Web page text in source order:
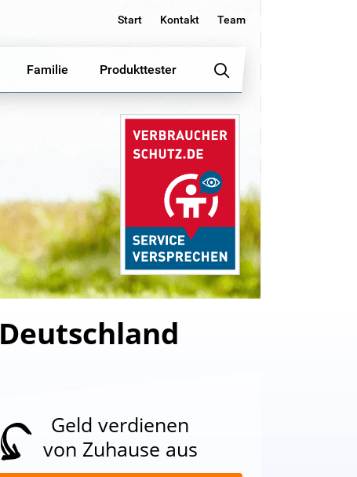
Start Kontakt Team
Familie Produkttester
Geld verdienen
von Zuhause aus